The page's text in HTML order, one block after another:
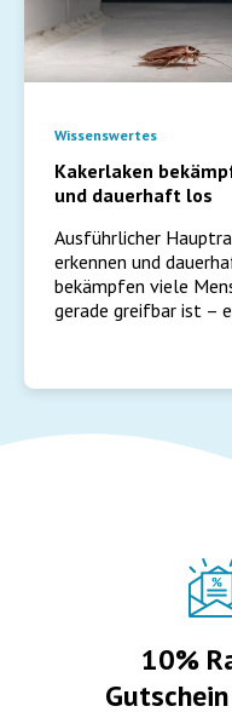
Kakerlaken
und dauerhaft los
Ausführlicher
erkennen und
bekämpfen viele
gerade greifbar ist –
Wissenswertes
10%